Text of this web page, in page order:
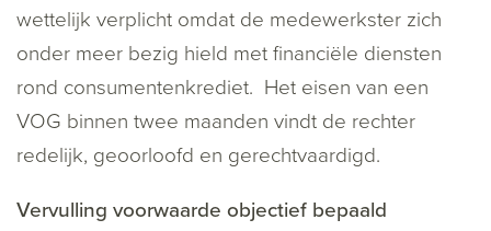
wettelijk verplicht omdat de medewerkster zich
onder meer bezig hield met financiële diensten
rond consumentenkrediet. Het eisen van een
VOG binnen twee maanden vindt de rechter
redelijk, geoorloofd en gerechtvaardigd.
Vervulling voorwaarde objectief bepaald